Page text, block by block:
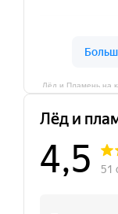
Лёд и Пламень на